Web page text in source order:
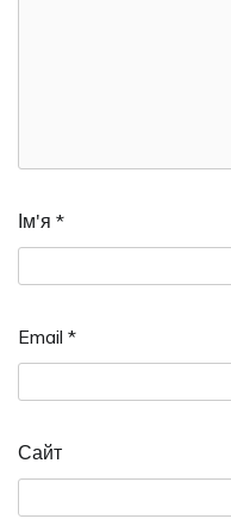
Ім'я *
Email *
Сайт